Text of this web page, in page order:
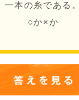
一本の糸である。
○か×か